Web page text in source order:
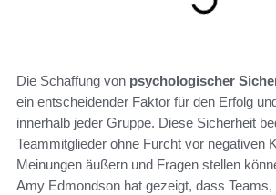
Die Schaffung von psychologischer
ein entscheidender Faktor für den Erfolg
innerhalb jeder Gruppe. Diese Sicherheit
Teammitglieder ohne Furcht vor negativen
Meinungen äußern und Fragen stellen
Amy Edmondson hat gezeigt, dass Teams,